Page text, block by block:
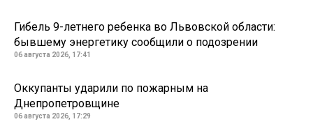
Гибель 9-летнего ребенка во Львовской области:
бывшему энергетику сообщили о подозрении
06 августа 2026, 17:41
Оккупанты ударили по пожарным на
Днепропетровщине
06 августа 2026, 17:29